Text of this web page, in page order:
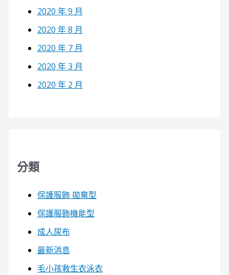
2020 年 9 月
2020 年 8 月
2020 年 7 月
2020 年 3 月
2020 年 2 月
分類
保護服飾 拋棄型
保護服飾機能型
成人尿布
最新消息
毛小孩救生衣泳衣